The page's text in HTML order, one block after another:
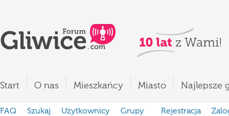
Start O nas Mieszkańcy Miasto Najlepsze
FAQ Szukaj Użytkownicy Grupy Rejestracja